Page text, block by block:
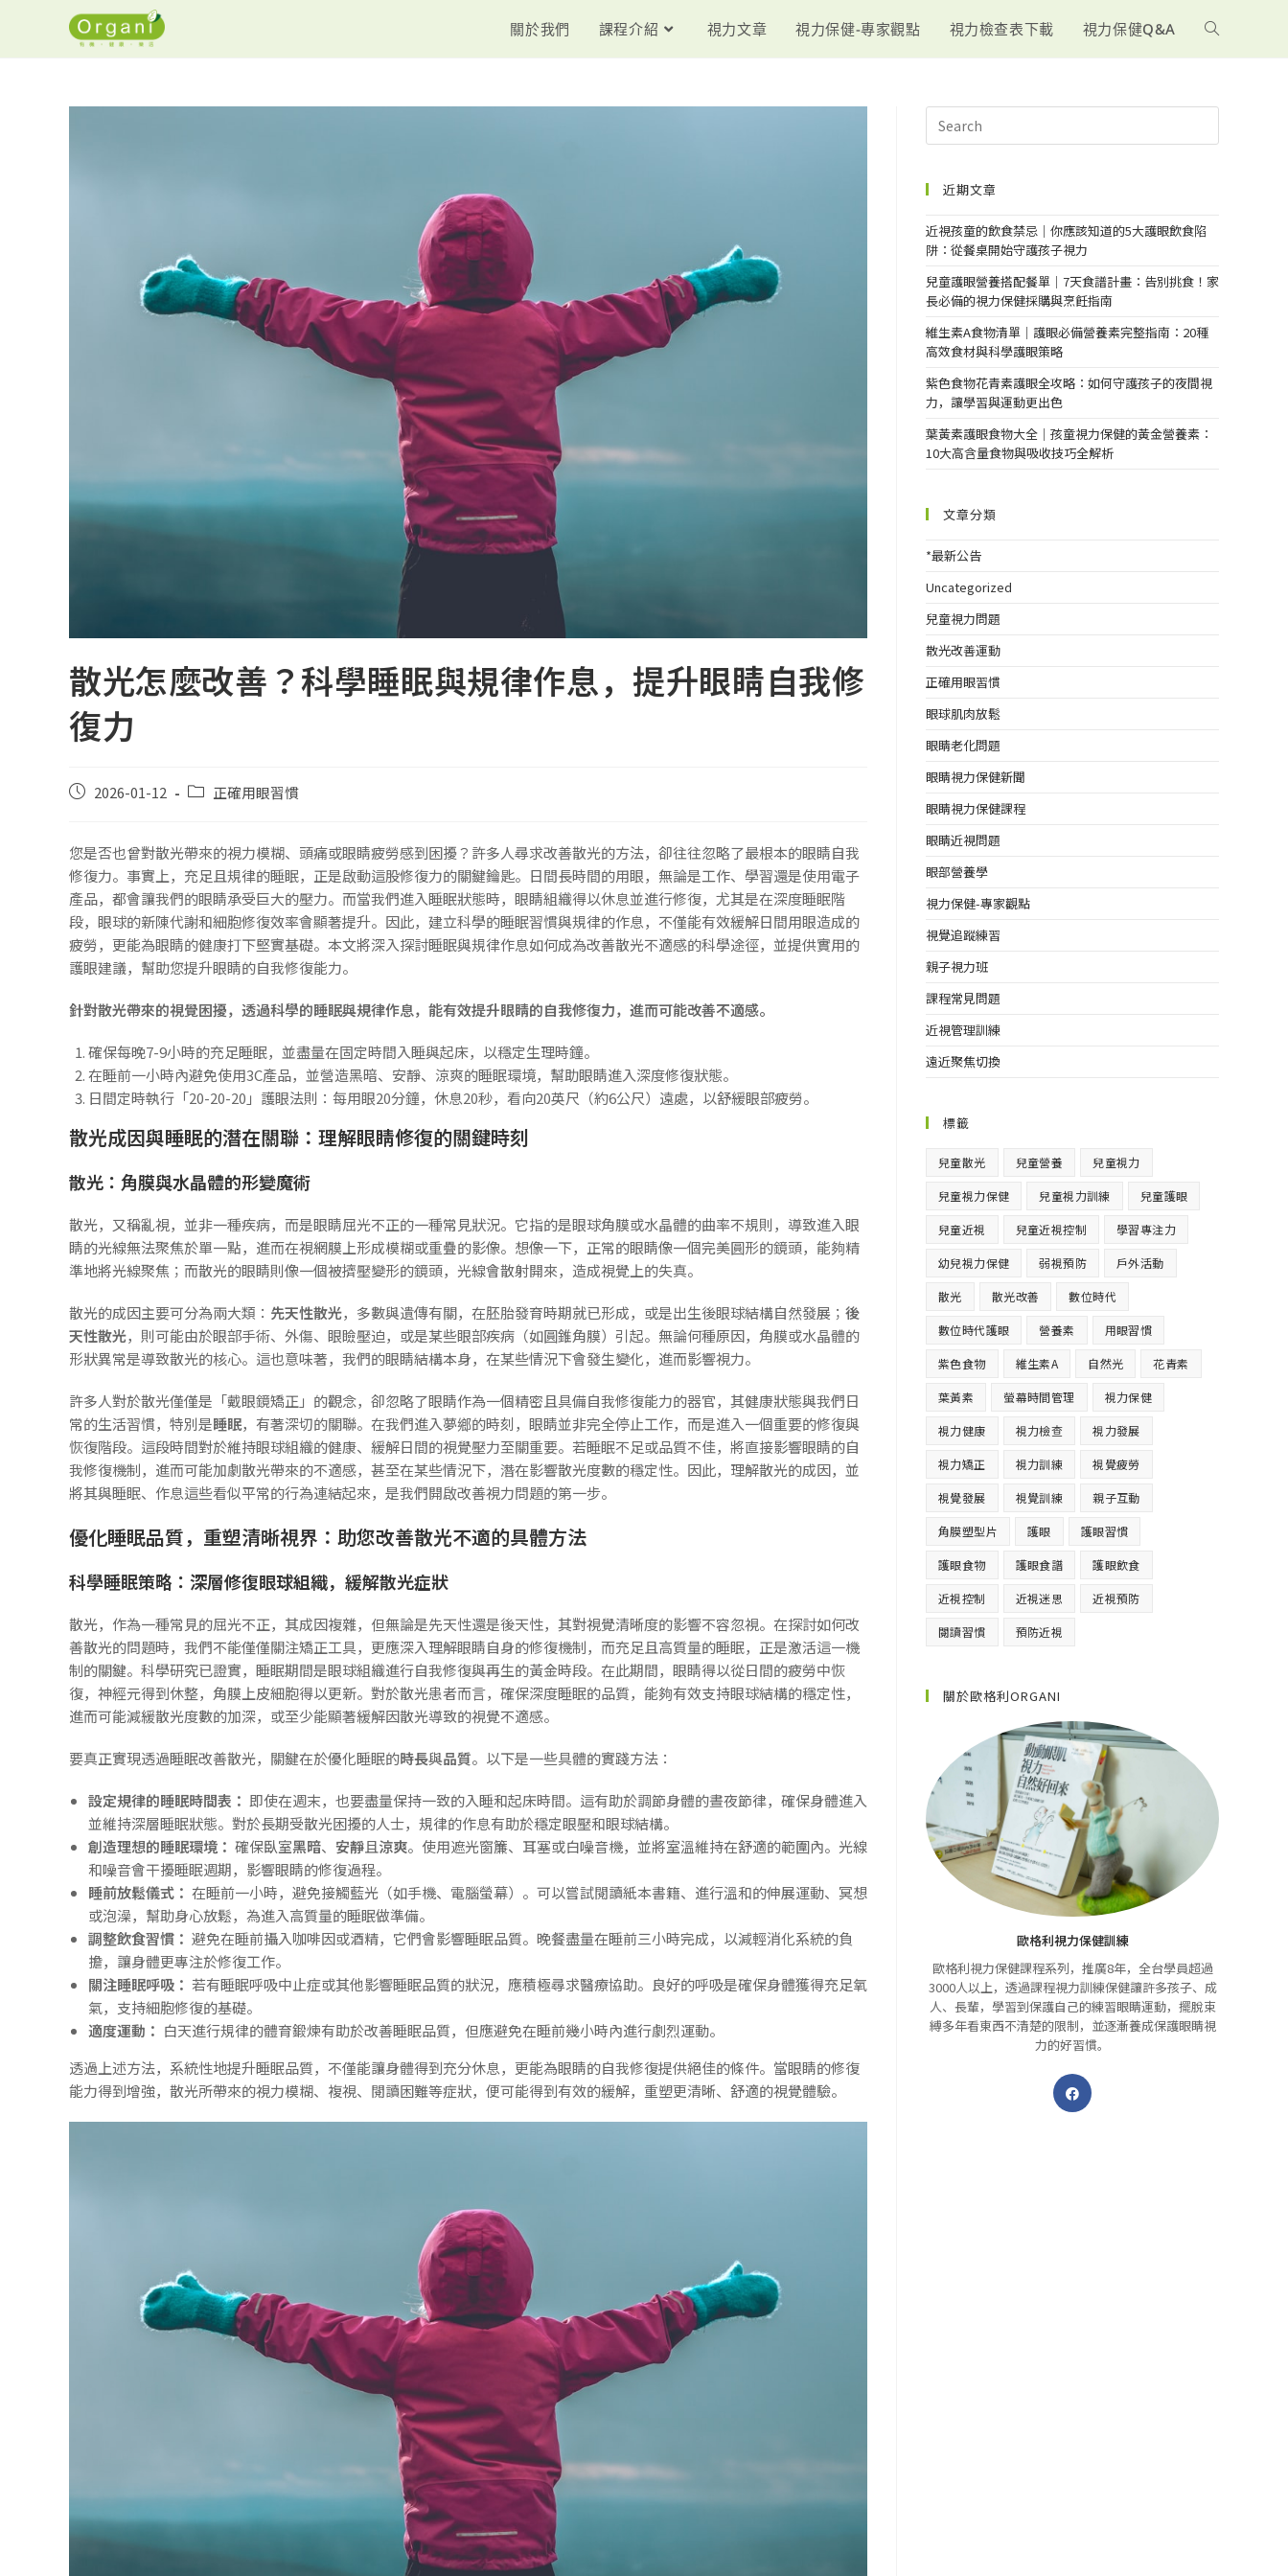
關於我們 課程介紹 視力文章 視力保健-專家觀點 視力檢查表下載 視力保健Q&A
散光怎麼改善？科學睡眠與規律作息，提升眼睛自我修
復力
2026-01-12 正確用眼習慣
您是否也曾對散光帶來的視力模糊、頭痛或眼睛疲勞感到困擾？許多人尋求改善散光的方法，卻往往忽略了最根本的眼睛自我
修復力。事實上，充足且規律的睡眠，正是啟動這股修復力的關鍵鑰匙。日間長時間的用眼，無論是工作、學習還是使用電子
產品，都會讓我們的眼睛承受巨大的壓力。而當我們進入睡眠狀態時，眼睛組織得以休息並進行修復，尤其是在深度睡眠階
段，眼球的新陳代謝和細胞修復效率會顯著提升。因此，建立科學的睡眠習慣與規律的作息，不僅能有效緩解日間用眼造成的
疲勞，更能為眼睛的健康打下堅實基礎。本文將深入探討睡眠與規律作息如何成為改善散光不適感的科學途徑，並提供實用的
護眼建議，幫助您提升眼睛的自我修復能力。
針對散光帶來的視覺困擾，透過科學的睡眠與規律作息，能有效提升眼睛的自我修復力，進而可能改善不適感。
確保每晚7-9小時的充足睡眠，並盡量在固定時間入睡與起床，以穩定生理時鐘。
在睡前一小時內避免使用3C產品，並營造黑暗、安靜、涼爽的睡眠環境，幫助眼睛進入深度修復狀態。
日間定時執行「20-20-20」護眼法則：每用眼20分鐘，休息20秒，看向20英尺（約6公尺）遠處，以舒緩眼部疲勞。
散光成因與睡眠的潛在關聯：理解眼睛修復的關鍵時刻
散光：角膜與水晶體的形變魔術
散光，又稱亂視，並非一種疾病，而是眼睛屈光不正的一種常見狀況。它指的是眼球角膜或水晶體的曲率不規則，導致進入眼
睛的光線無法聚焦於單一點，進而在視網膜上形成模糊或重疊的影像。想像一下，正常的眼睛像一個完美圓形的鏡頭，能夠精
準地將光線聚焦；而散光的眼睛則像一個被擠壓變形的鏡頭，光線會散射開來，造成視覺上的失真。
散光的成因主要可分為兩大類： 先天性散光，多數與遺傳有關，在胚胎發育時期就已形成，或是出生後眼球結構自然發展； 後
天性散光，則可能由於眼部手術、外傷、眼瞼壓迫，或是某些眼部疾病（如圓錐角膜）引起。無論何種原因，角膜或水晶體的
形狀異常是導致散光的核心。這也意味著，我們的眼睛結構本身，在某些情況下會發生變化，進而影響視力。
許多人對於散光僅僅是「戴眼鏡矯正」的觀念，卻忽略了眼睛作為一個精密且具備自我修復能力的器官，其健康狀態與我們日
常的生活習慣，特別是睡眠，有著深切的關聯。在我們進入夢鄉的時刻，眼睛並非完全停止工作，而是進入一個重要的修復與
恢復階段。這段時間對於維持眼球組織的健康、緩解日間的視覺壓力至關重要。若睡眠不足或品質不佳，將直接影響眼睛的自
我修復機制，進而可能加劇散光帶來的不適感，甚至在某些情況下，潛在影響散光度數的穩定性。因此，理解散光的成因，並
將其與睡眠、作息這些看似平常的行為連結起來，是我們開啟改善視力問題的第一步。
優化睡眠品質，重塑清晰視界：助您改善散光不適的具體方法
科學睡眠策略：深層修復眼球組織，緩解散光症狀
散光，作為一種常見的屈光不正，其成因複雜，但無論是先天性還是後天性，其對視覺清晰度的影響不容忽視。在探討如何改
善散光的問題時，我們不能僅僅關注矯正工具，更應深入理解眼睛自身的修復機制，而充足且高質量的睡眠，正是激活這一機
制的關鍵。科學研究已證實，睡眠期間是眼球組織進行自我修復與再生的黃金時段。在此期間，眼睛得以從日間的疲勞中恢
復，神經元得到休整，角膜上皮細胞得以更新。對於散光患者而言，確保深度睡眠的品質，能夠有效支持眼球結構的穩定性，
進而可能減緩散光度數的加深，或至少能顯著緩解因散光導致的視覺不適感。
要真正實現透過睡眠改善散光，關鍵在於優化睡眠的時長與品質。以下是一些具體的實踐方法：
設定規律的睡眠時間表： 即使在週末，也要盡量保持一致的入睡和起床時間。這有助於調節身體的晝夜節律，確保身體進入
並維持深層睡眠狀態。對於長期受散光困擾的人士，規律的作息有助於穩定眼壓和眼球結構。
創造理想的睡眠環境： 確保臥室黑暗、 安靜且涼爽。使用遮光窗簾、耳塞或白噪音機，並將室溫維持在舒適的範圍內。光線
和噪音會干擾睡眠週期，影響眼睛的修復過程。
睡前放鬆儀式： 在睡前一小時，避免接觸藍光（如手機、電腦螢幕）。可以嘗試閱讀紙本書籍、進行溫和的伸展運動、冥想
或泡澡，幫助身心放鬆，為進入高質量的睡眠做準備。
調整飲食習慣： 避免在睡前攝入咖啡因或酒精，它們會影響睡眠品質。晚餐盡量在睡前三小時完成，以減輕消化系統的負
擔，讓身體更專注於修復工作。
關注睡眠呼吸： 若有睡眠呼吸中止症或其他影響睡眠品質的狀況，應積極尋求醫療協助。良好的呼吸是確保身體獲得充足氧
氣，支持細胞修復的基礎。
適度運動： 白天進行規律的體育鍛煉有助於改善睡眠品質，但應避免在睡前幾小時內進行劇烈運動。
透過上述方法，系統性地提升睡眠品質，不僅能讓身體得到充分休息，更能為眼睛的自我修復提供絕佳的條件。當眼睛的修復
能力得到增強，散光所帶來的視力模糊、複視、閱讀困難等症狀，便可能得到有效的緩解，重塑更清晰、舒適的視覺體驗。
近期文章
近視孩童的飲食禁忌｜你應該知道的5大護眼飲食陷
阱：從餐桌開始守護孩子視力
兒童護眼營養搭配餐單｜7天食譜計畫：告別挑食！家
長必備的視力保健採購與烹飪指南
維生素A食物清單｜護眼必備營養素完整指南：20種
高效食材與科學護眼策略
紫色食物花青素護眼全攻略：如何守護孩子的夜間視
力，讓學習與運動更出色
葉黃素護眼食物大全｜孩童視力保健的黃金營養素：
10大高含量食物與吸收技巧全解析
文章分類
*最新公告
Uncategorized
兒童視力問題
散光改善運動
正確用眼習慣
眼球肌肉放鬆
眼睛老化問題
眼睛視力保健新聞
眼睛視力保健課程
眼睛近視問題
眼部營養學
視力保健-專家觀點
視覺追蹤練習
親子視力班
課程常見問題
近視管理訓練
遠近聚焦切換
標籤
兒童散光 兒童營養 兒童視力
兒童視力保健 兒童視力訓練 兒童護眼
兒童近視 兒童近視控制 學習專注力
幼兒視力保健 弱視預防 戶外活動
散光 散光改善 數位時代
數位時代護眼 營養素 用眼習慣
紫色食物 維生素A 自然光 花青素
葉黃素 螢幕時間管理 視力保健
視力健康 視力檢查 視力發展
視力矯正 視力訓練 視覺疲勞
視覺發展 視覺訓練 親子互動
角膜塑型片 護眼 護眼習慣
護眼食物 護眼食譜 護眼飲食
近視控制 近視迷思 近視預防
閱讀習慣 預防近視
關於歐格利ORGANI
歐格利視力保健訓練
歐格利視力保健課程系列，推廣8年，全台學員超過
3000人以上，透過課程視力訓練保健讓許多孩子、成
人、長輩，學習到保護自己的練習眼睛運動，擺脫束
縛多年看東西不清楚的限制，並逐漸養成保護眼睛視
力的好習慣。